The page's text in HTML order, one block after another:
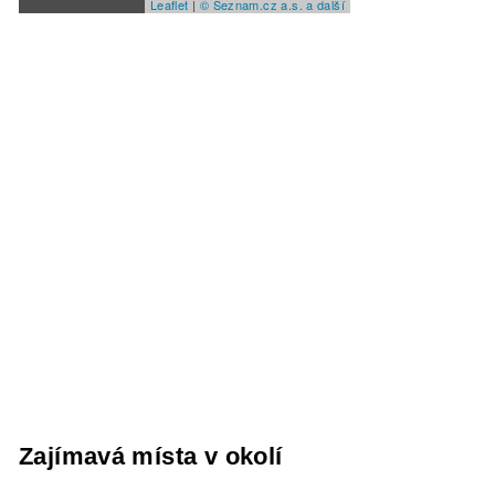
Leaflet | © Seznam.cz a.s. a další
Zajímavá místa v okolí